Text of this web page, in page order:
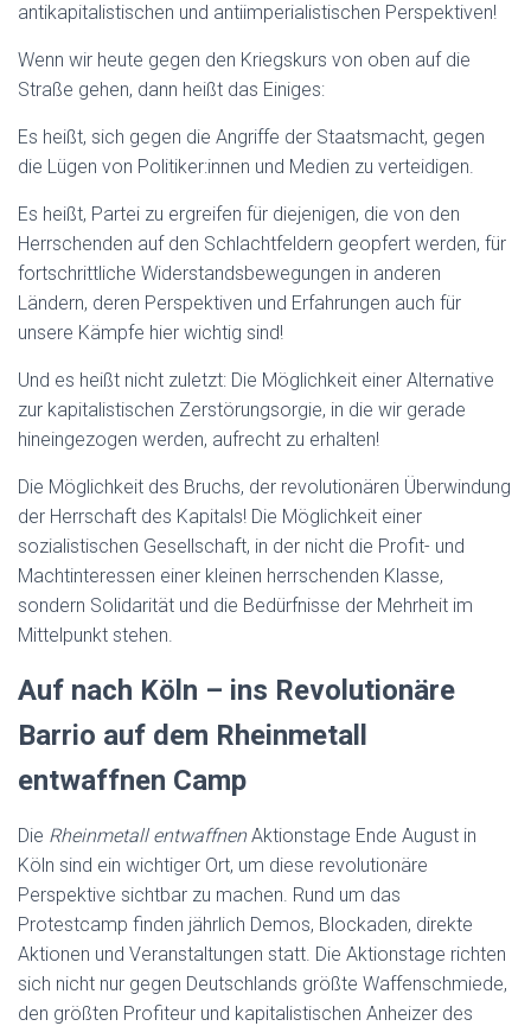
antikapitalistischen und antiimperialistischen Perspektiven!
Wenn wir heute gegen den Kriegskurs von oben auf die
Straße gehen, dann heißt das Einiges:
Es heißt, sich gegen die Angriffe der Staatsmacht, gegen
die Lügen von Politiker:innen und Medien zu verteidigen.
Es heißt, Partei zu ergreifen für diejenigen, die von den
Herrschenden auf den Schlachtfeldern geopfert werden, für
fortschrittliche Widerstandsbewegungen in anderen
Ländern, deren Perspektiven und Erfahrungen auch für
unsere Kämpfe hier wichtig sind!
Und es heißt nicht zuletzt: Die Möglichkeit einer Alternative
zur kapitalistischen Zerstörungsorgie, in die wir gerade
hineingezogen werden, aufrecht zu erhalten!
Die Möglichkeit des Bruchs, der revolutionären Überwindung
der Herrschaft des Kapitals! Die Möglichkeit einer
sozialistischen Gesellschaft, in der nicht die Profit- und
Machtinteressen einer kleinen herrschenden Klasse,
sondern Solidarität und die Bedürfnisse der Mehrheit im
Mittelpunkt stehen.
Auf nach Köln – ins Revolutionäre
Barrio auf dem Rheinmetall
entwaffnen Camp
Die Rheinmetall entwaffnenAktionstage Ende August in
Köln sind ein wichtiger Ort, um diese revolutionäre
Perspektive sichtbar zu machen. Rund um das
Protestcamp finden jährlich Demos, Blockaden, direkte
Aktionen und Veranstaltungen statt. Die Aktionstage richten
sich nicht nur gegen Deutschlands größte Waffenschmiede,
den größten Profiteur und kapitalistischen Anheizer des